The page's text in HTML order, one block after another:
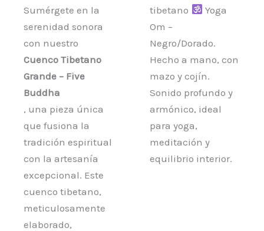
Sumérgete en la
serenidad sonora
con nuestro
Cuenco Tibetano
Grande – Five
Buddha
, una pieza única
que fusiona la
tradición espiritual
con la artesanía
excepcional. Este
cuenco tibetano,
meticulosamente
elaborado,
tibetano
Yoga
Om –
Negro/Dorado.
Hecho a mano, con
mazo y cojín.
Sonido profundo y
armónico, ideal
para yoga,
meditación y
equilibrio interior.